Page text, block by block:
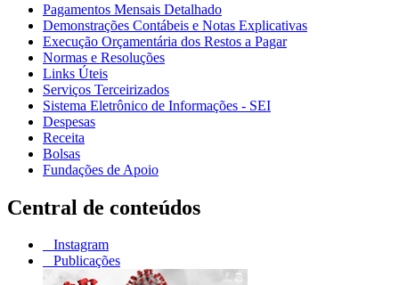
Pagamentos Mensais Detalhado
Demonstrações Contábeis e Notas Explicativas
Execução Orçamentária dos Restos a Pagar
Normas e Resoluções
Links Úteis
Serviços Terceirizados
Sistema Eletrônico de Informações - SEI
Despesas
Receita
Bolsas
Fundações de Apoio
Central de conteúdos
Instagram
Publicações